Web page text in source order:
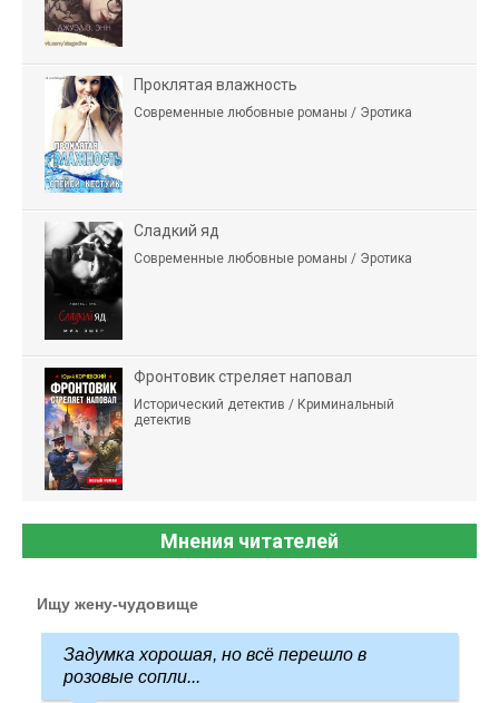
Проклятая влажность
Современные любовные романы / Эротика
Сладкий яд
Современные любовные романы / Эротика
Фронтовик стреляет наповал
Исторический детектив / Криминальный
детектив
Мнения читателей
Ищу жену-чудовище
Задумка хорошая, но всё перешло в
розовые сопли...